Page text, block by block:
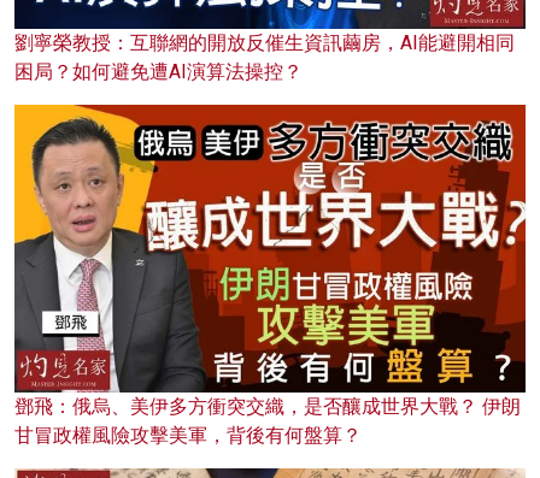
劉寧榮教授：互聯網的開放反催生資訊繭房，AI能避開相同
困局？如何避免遭AI演算法操控？
鄧飛：俄烏、美伊多方衝突交織，是否釀成世界大戰？ 伊朗
甘冒政權風險攻擊美軍，背後有何盤算？